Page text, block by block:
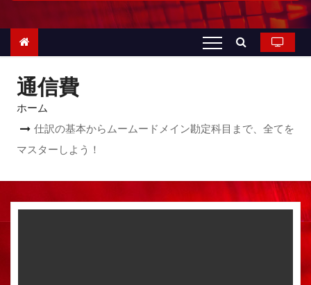
通信費
ホーム
仕訳の基本からムームードメイン勘定科目まで、全てを
マスターしよう！